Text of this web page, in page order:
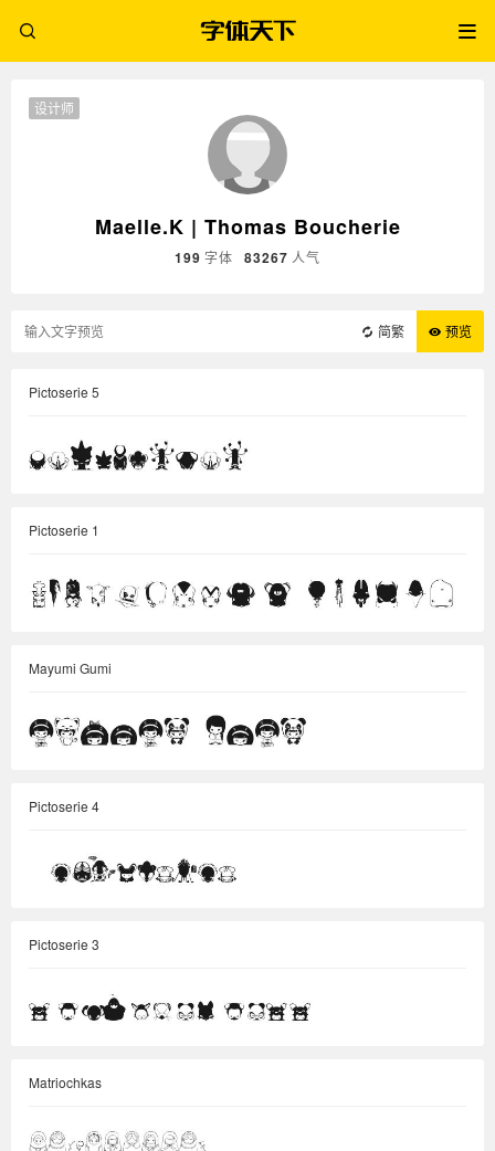
Maelle.K | Thomas Boucherie
199 字体 83267 人气
设计师
简繁 预览
Pictoserie 5
Pictoserie 1
Mayumi Gumi
Pictoserie 4
Pictoserie 3
Matriochkas